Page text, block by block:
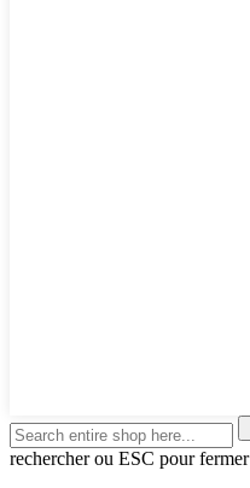
rechercher ou ESC pour fermer